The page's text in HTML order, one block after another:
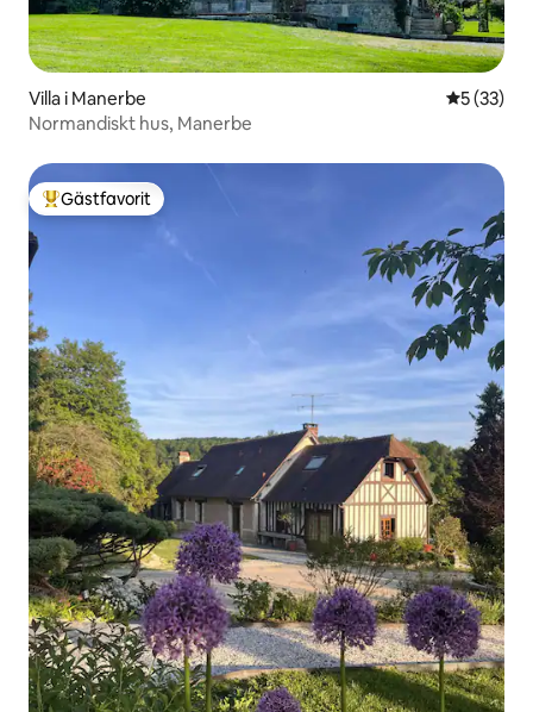
Villa i Manerbe 5 av 5 i
5 (33)
Normandiskt hus, Manerbe
Populär gästfavorit
Gästfavorit